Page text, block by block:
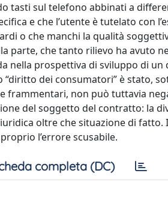
tasti sul telefono abbinati a
e che l’utente è tutelato con
o che manchi la qualità
parte, che tanto rilievo ha avuto
nella prospettiva di sviluppo di
dei consumatori” è stato,
frammentari, non può tuttavia
del soggetto del contratto: la
oltre che situazione di fatto.
l’errore scusabile.
completa (DC)